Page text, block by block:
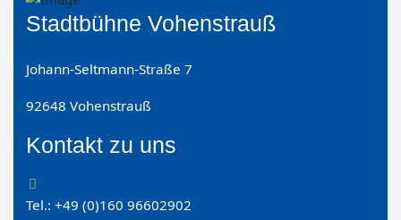
Stadtbühne Vohenstrauß
Johann-Seltmann-Straße 7
92648 Vohenstrauß
Kontakt zu uns
Tel.: +49 (0)160 96602902